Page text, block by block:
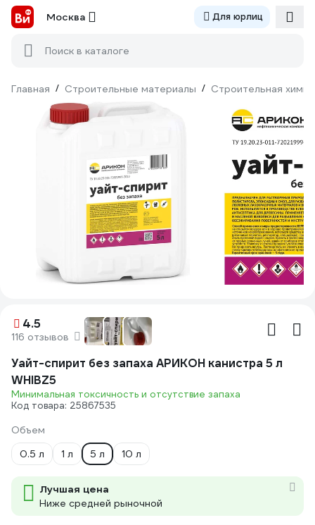
Москва Для юрлиц
Поиск в каталоге
Главная / Строительные материалы / Строительная химия
4.5
116 отзывов
Уайт-спирит без запаха АРИКОН канистра 5 л
WHIBZ5
Минимальная токсичность и отсутствие запаха
Код товара: 25867535
Объем
0.5 л
1 л 5 л 10 л
Лучшая цена
Ниже средней рыночной